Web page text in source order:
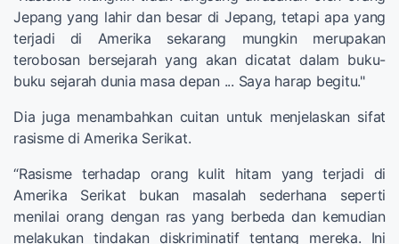
Jepang yang lahir dan besar di Jepang, tetapi apa yang
terjadi di Amerika sekarang mungkin merupakan
terobosan bersejarah yang akan dicatat dalam buku-
buku sejarah dunia masa depan ... Saya harap begitu."
Dia juga menambahkan cuitan untuk menjelaskan sifat
rasisme di Amerika Serikat.
“Rasisme terhadap orang kulit hitam yang terjadi di
Amerika Serikat bukan masalah sederhana seperti
menilai orang dengan ras yang berbeda dan kemudian
melakukan tindakan diskriminatif tentang mereka. Ini